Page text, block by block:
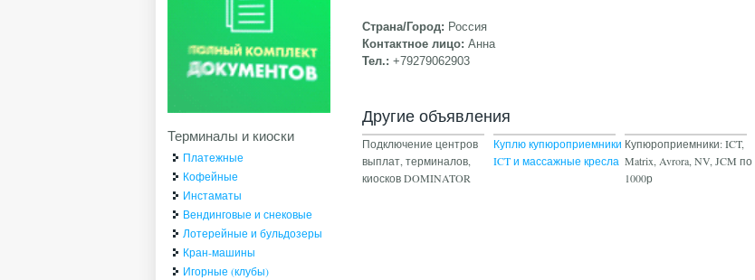
Страна/Город: Россия
Контактное лицо:Анна
Тел.:+79279062903
Другие объявления
Подключение центров
выплат, терминалов,
киосков DOMINATOR
Куплю купюроприемники
ICT и массажные кресла
Купюроприемники: ICT,
Matrix, Avrora, NV, JCM по
1000р
Терминалы и киоски
Платежные
Кофейные
Инстаматы
Вендинговые и снековые
Лотерейные и бульдозеры
Кран-машины
Игорные (клубы)